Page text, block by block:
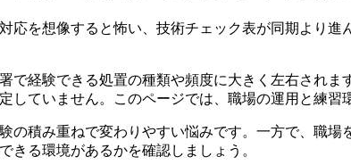
応を想像すると怖い、技術チェック表が同期より
で経験できる処置の種類や頻度に大きく左右され
していません。このページでは、職場の運用と練習
の積み重ねで変わりやすい悩みです。一方で、職
きる環境があるかを確認しましょう。